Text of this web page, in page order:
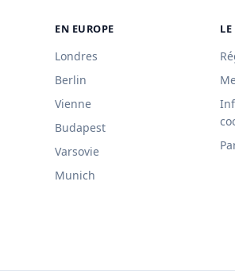
EN EUROPE
Londres
Berlin
Vienne
Budapest
Varsovie
Munich
LE